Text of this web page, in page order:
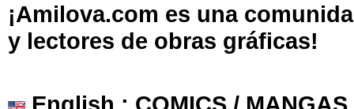
¡Amilova.com es una
y lectores de obras gráficas!